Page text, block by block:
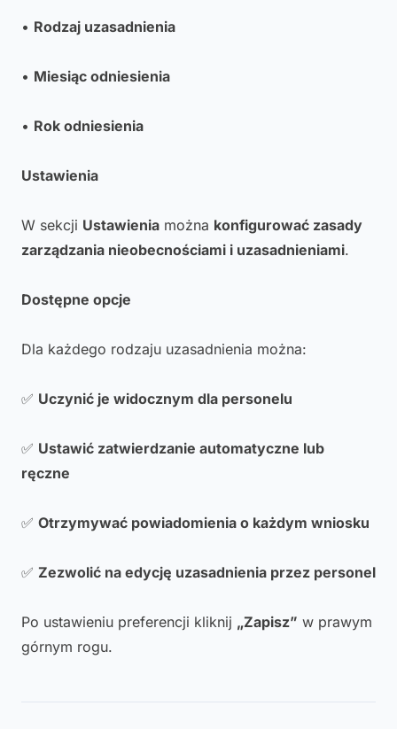
• Rodzaj uzasadnienia
• Miesiąc odniesienia
• Rok odniesienia
Ustawienia
W sekcji Ustawienia można konfigurować zasady
zarządzania nieobecnościami i uzasadnieniami.
Dostępne opcje
Dla każdego rodzaju uzasadnienia można:
✅ Uczynić je widocznym dla personelu
✅ Ustawić zatwierdzanie automatyczne lub
ręczne
✅ Otrzymywać powiadomienia o każdym wniosku
✅ Zezwolić na edycję uzasadnienia przez personel
Po ustawieniu preferencji kliknij „Zapisz” w prawym
górnym rogu.